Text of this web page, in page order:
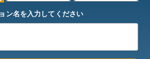
ン名を入力してください